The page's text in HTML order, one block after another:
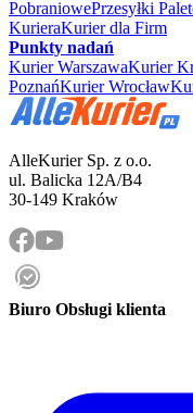
PobraniowePrzesyłki
KurieraKurier dla Firm
Punkty nadań
Kurier WarszawaKurier
PoznańKurier Wrocław
AlleKurier Sp. z o.o.
ul. Balicka 12A/B4
30-149 Kraków
Biuro Obsługi klienta